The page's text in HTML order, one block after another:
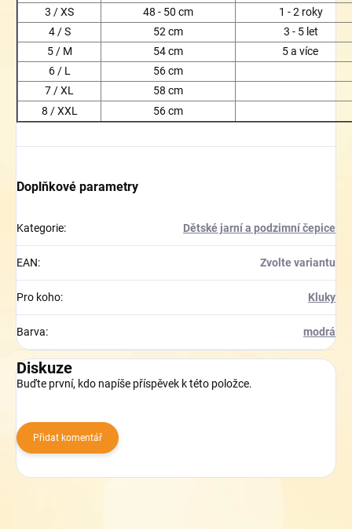
3 / XS
48 - 50 cm
1 - 2 roky
4 / S
52 cm
3 - 5 let
5 / M
54 cm
5 a více
6 / L
56 cm
7 / XL
58 cm
8 / XXL
56 cm
Doplňkové parametry
Kategorie: Dětské jarní a podzimní čepice
EAN: Zvolte variantu
Pro koho: Kluky
Barva: modrá
Diskuze
Buďte první, kdo napíše příspěvek k této položce.
Přidat komentář